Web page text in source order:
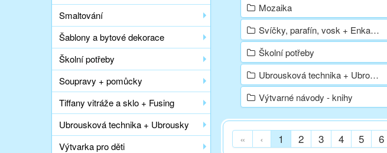
Smaltování
Šablony a bytové dekorace
Školní potřeby
Soupravy + pomůcky
Tiffany vitráže a sklo + Fusing
Ubrousková technika + Ubrousky
Výtvarka pro děti
Mozaika
Svíčky, parafín, vosk + Enkaustika
Školní potřeby
Ubrousková technika + Ubrousky
Výtvarné návody - knihy
« ‹ 1 2 3 4 5 6